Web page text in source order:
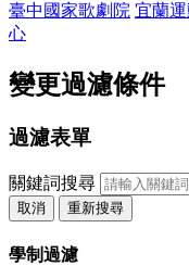
臺中國家歌劇院 宜蘭
心
變更過濾條件
過濾表單
關鍵詞搜尋
取消 重新搜尋
學制過濾